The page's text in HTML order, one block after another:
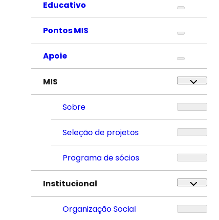
Educativo
Pontos MIS
Apoie
MIS
Sobre
Seleção de projetos
Programa de sócios
Institucional
Organização Social